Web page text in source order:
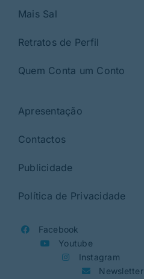
Mais Sal
Retratos de Perfil
Quem Conta um Conto
Apresentação
Contactos
Publicidade
Política de Privacidade
Facebook
Youtube
Instagram
Newsletter